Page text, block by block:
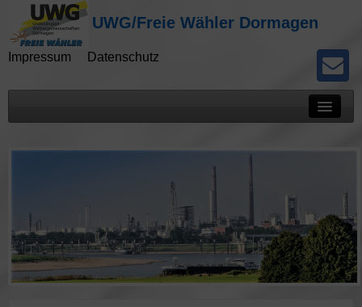
UWG/Freie Wähler Dormagen
Impressum Datenschutz
Kommunalwahlen
Potokolle